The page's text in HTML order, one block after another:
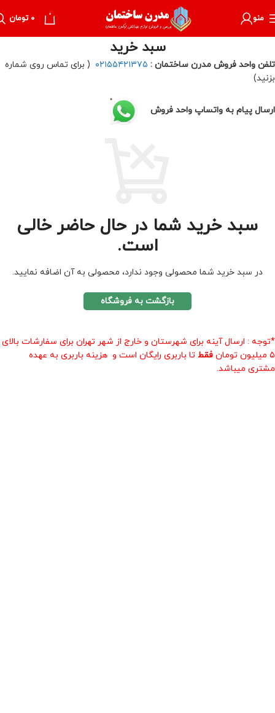
منو 0 ۰ تومان
سبد خرید
تلفن واحد فروش مدرن ساختمان : ۰۲۱۵۵۴۲۱۳۷۵ ( برای تماس روی شماره
بزنید)
ارسال پیام به واتساپ واحد فروش
سبد خرید شما در حال حاضر خالی
است.
در سبد خرید شما محصولی وجود ندارد، محصولی به آن اضافه نمایید.
بازگشت به فروشگاه
*توجه : ارسال آینه برای شهرستان و خارج از شهر تهران برای سفارشات بالای
۵ میلیون تومان
فقط تا باربری رایگان است و هزینه باربری به عهده
مشتری میباشد.